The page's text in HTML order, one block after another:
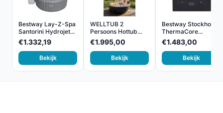
Bestway Lay-Z-Spa
Santorini Hydrojet
-...
€1.332,19
Bekijk
WELLTUB 2
Persoons Hottub
met Gratis D...
€1.995,00
Bekijk
Bestway Stockholm
ThermaCore
UltraFit...
€1.483,00
Bekijk